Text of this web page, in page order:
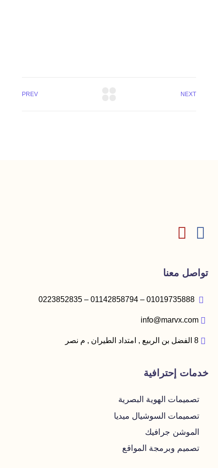
PREV NEXT
تواصل معنا
info@marvx.com
8 الفضل بن الربيع , امتداد الطيران , م نصر
خدمات إحترافية
تصميمات الهوية البصرية
تصميمات السوشيال ميديا
الموشن جرافيك
تصميم وبرمجة المواقع